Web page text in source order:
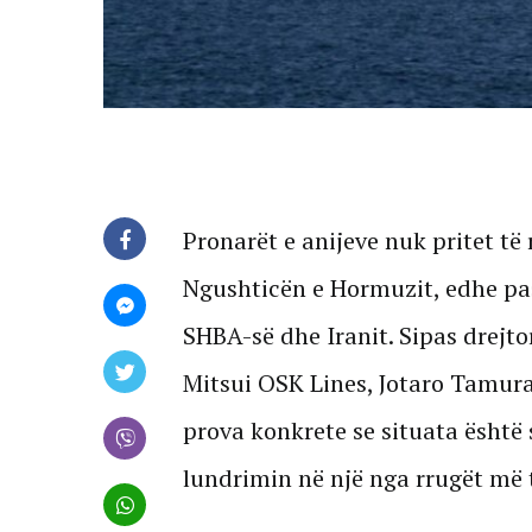
Pronarët e anijeve nuk pritet
Ngushticën e Hormuzit, edhe
SHBA-së dhe Iranit. Sipas
Mitsui OSK Lines, Jotaro
prova konkrete se situata
lundrimin në një nga rrugët më